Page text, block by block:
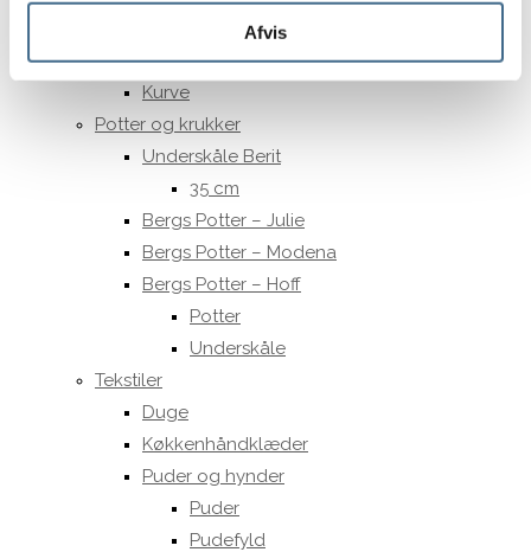
Afvis
15 cm.
Opbevaring
Kurve
Potter og krukker
Underskåle Berit
35 cm
Bergs Potter – Julie
Bergs Potter – Modena
Bergs Potter – Hoff
Potter
Underskåle
Tekstiler
Duge
Køkkenhåndklæder
Puder og hynder
Puder
Pudefyld